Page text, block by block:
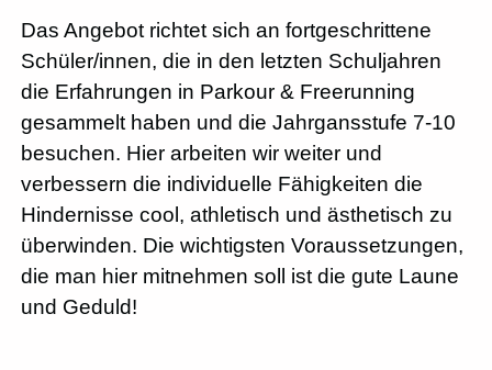
Das Angebot richtet sich an fortgeschrittene
Schüler/innen, die in den letzten Schuljahren
die Erfahrungen in Parkour & Freerunning
gesammelt haben und die Jahrgansstufe 7-10
besuchen. Hier arbeiten wir weiter und
verbessern die individuelle Fähigkeiten die
Hindernisse cool, athletisch und ästhetisch zu
überwinden. Die wichtigsten Voraussetzungen,
die man hier mitnehmen soll ist die gute Laune
und Geduld!